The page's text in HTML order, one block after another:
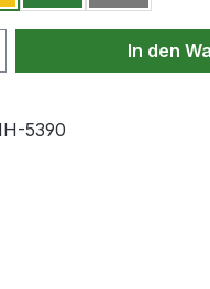
Gib denIn den
5390